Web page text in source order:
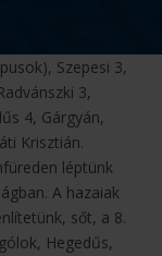
Szepesi 3,
3,
4, Gárgyán,
Krisztián.
léptünk
A hazaiak
sőt, a 8.
Hegedűs,